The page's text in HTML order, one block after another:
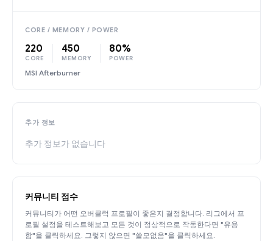
CORE / MEMORY / POWER
220
CORE
450
MEMORY
80%
POWER
MSI Afterburner
추가 정보
추가 정보가 없습니다
커뮤니티 점수
커뮤니티가 어떤 오버클럭 프로필이 좋은지 결정합니다. 리그에서 프
로필 설정을 테스트해보고 모든 것이 정상적으로 작동한다면 "유용
함"을 클릭하세요. 그렇지 않으면 "쓸모없음"을 클릭하세요.